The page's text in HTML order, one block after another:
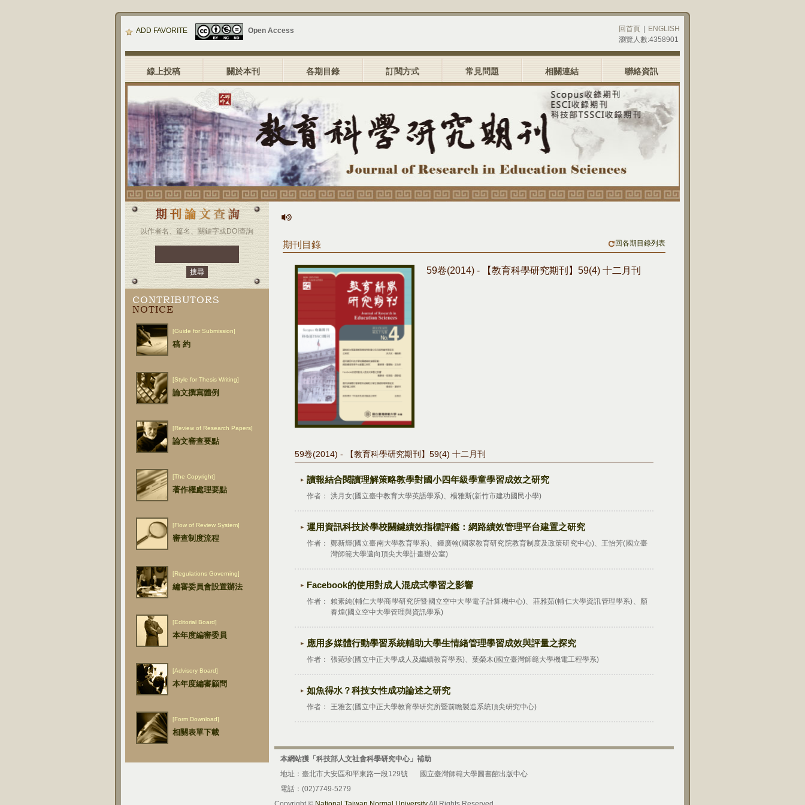
ADD FAVORITE Open Access 回首頁
ENGLISH
瀏覽人數:4358901
線上投稿 關於本刊 各期目錄 訂閱方式 常見問題 相關連結 聯絡資訊
以作者名、篇名、關鍵字或DOI查詢
CONTRIBUTORS
NOTICE
[Guide for Submission]
稿 約
[Style for Thesis Writing]
論文撰寫體例
[Review of Research Papers]
論文審查要點
[The Copyright]
著作權處理要點
[Flow of Review System]
審查制度流程
[Regulations Governing]
編審委員會設置辦法
[Editorial Board]
本年度編審委員
[Advisory Board]
本年度編審顧問
[Form Download]
相關表單下載
期刊目錄 回各期目錄列表
59卷(2014) - 【教育科學研究期刊】59(4) 十二月刊
59卷(2014) - 【教育科學研究期刊】59(4) 十二月刊
讀報結合閱讀理解策略教學對國小四年級學童學習成效之研究
作者： 洪月女(國立臺中教育大學英語學系)、楊雅斯(新竹市建功國民小學)
運用資訊科技於學校關鍵績效指標評鑑：網路績效管理平台建置之研究
作者：
鄭新輝(國立臺南大學教育學系)、鍾廣翰(國家教育研究院教育制度及政策研究中心)、王怡芳(國立臺
灣師範大學邁向頂尖大學計畫辦公室)
Facebook的使用對成人混成式學習之影響
作者：
賴素純(輔仁大學商學研究所暨國立空中大學電子計算機中心)、莊雅茹(輔仁大學資訊管理學系)、顏
春煌(國立空中大學管理與資訊學系)
應用多媒體行動學習系統輔助大學生情緒管理學習成效與評量之探究
作者： 張菀珍(國立中正大學成人及繼續教育學系)、葉榮木(國立臺灣師範大學機電工程學系)
如魚得水？科技女性成功論述之研究
作者： 王雅玄(國立中正大學教育學研究所暨前瞻製造系統頂尖研究中心)
本網站獲「科技部人文社會科學研究中心」補助
地址：臺北市大安區和平東路一段129號
國立臺灣師範大學圖書館出版中心
電話：(02)7749-5279